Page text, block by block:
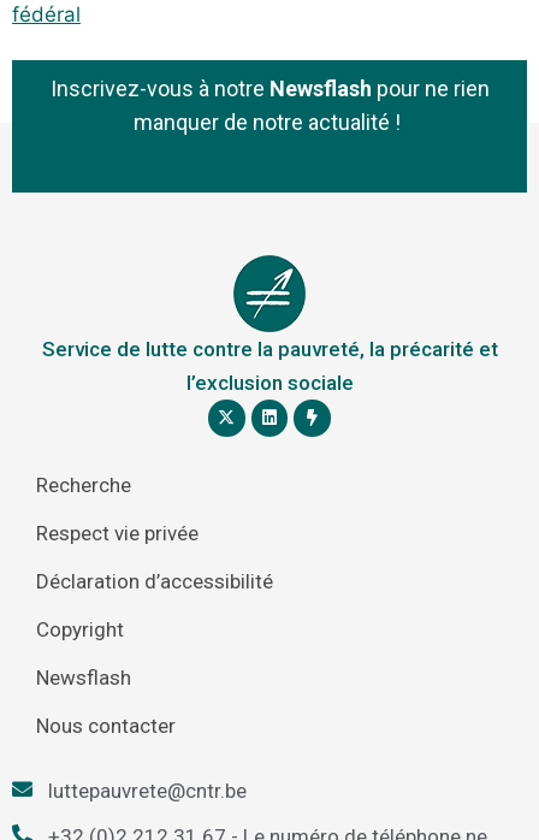
fédéral
Inscrivez-vous à notre Newsflash pour ne rien
manquer de notre actualité !
Service de lutte contre la pauvreté, la précarité et
l’exclusion sociale
Recherche
Respect vie privée
Déclaration d’accessibilité
Copyright
Newsflash
Nous contacter
luttepauvrete@cntr.be